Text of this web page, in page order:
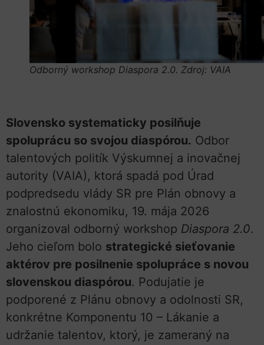
Odborný workshop Diaspora 2.0. Zdroj: VAIA
Slovensko systematicky posilňuje
spoluprácu so svojou diaspórou. Odbor
talentových politík Výskumnej a inovačnej
autority (VAIA), ktorá spadá pod Úrad
podpredsedu vlády SR pre Plán obnovy a
znalostnú ekonomiku, 19. mája 2026
organizoval odborný workshop Diaspora 2.0.
Jeho cieľom bolo strategické sieťovanie
aktérov pre posilnenie spolupráce s novou
slovenskou diaspórou. Podujatie je
podporené z Plánu obnovy a odolnosti SR,
konkrétne Komponentu 10 – Lákanie a
udržanie talentov, ktorý, je zameraný na